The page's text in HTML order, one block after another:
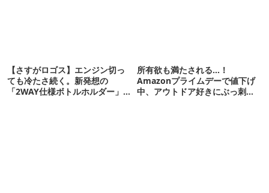
【さすがロゴス】エンジン切っ
ても冷たさ続く。新発想の
「2WAY仕様ボトルホルダー」が
所有欲も満たされる…！
Amazonプライムデーで値下げ
中、アウトドア好きにぶっ刺さ